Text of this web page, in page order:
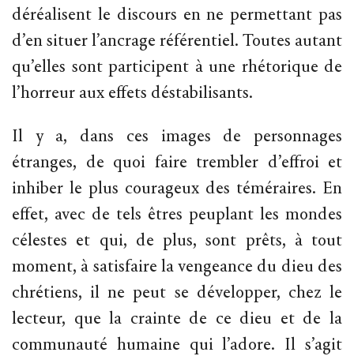
déréalisent le discours en ne permettant pas
d’en situer l’ancrage référentiel. Toutes autant
qu’elles sont participent à une rhétorique de
l’horreur aux effets déstabilisants.
Il y a, dans ces images de personnages
étranges, de quoi faire trembler d’effroi et
inhiber le plus courageux des téméraires. En
effet, avec de tels êtres peuplant les mondes
célestes et qui, de plus, sont prêts, à tout
moment, à satisfaire la vengeance du dieu des
chrétiens, il ne peut se développer, chez le
lecteur, que la crainte de ce dieu et de la
communauté humaine qui l’adore. Il s’agit